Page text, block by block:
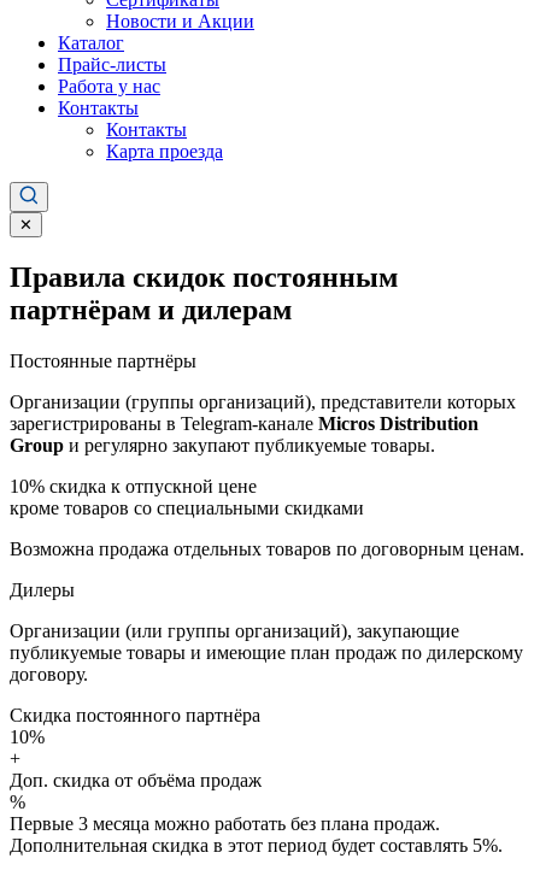
Новости и Акции
Каталог
Прайс-листы
Работа у нас
Контакты
Контакты
Карта проезда
✕
Правила скидок постоянным
партнёрам и дилерам
Постоянные партнёры
Организации (группы организаций), представители которых
зарегистрированы в Telegram-канале Micros Distribution
Group и регулярно закупают публикуемые товары.
10% скидка к отпускной цене
кроме товаров со специальными скидками
Возможна продажа отдельных товаров по договорным ценам.
Дилеры
Организации (или группы организаций), закупающие
публикуемые товары и имеющие план продаж по дилерскому
договору.
Скидка постоянного партнёра
10%
+
Доп. скидка от объёма продаж
%
Первые 3 месяца можно работать без плана продаж.
Дополнительная скидка в этот период будет составлять 5%.